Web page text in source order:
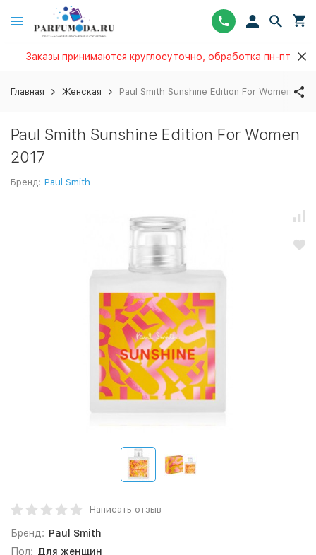
Заказы принимаются круглосуточно, обработка пн-пт
Главная Женская Paul Smith Sunshine Edition For Women 2017
Paul Smith Sunshine Edition For Women
2017
Бренд: Paul Smith
Написать отзыв
Бренд: Paul Smith
Пол: Для женщин